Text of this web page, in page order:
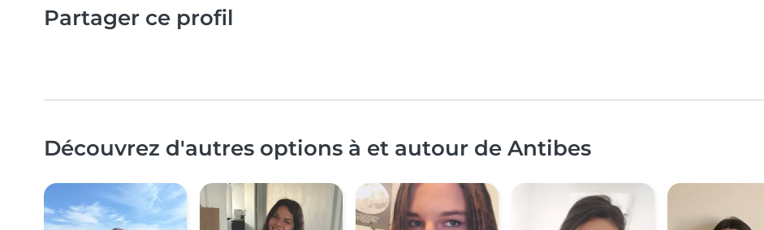
Partager ce profil
Découvrez d'autres options à et autour de Antibes